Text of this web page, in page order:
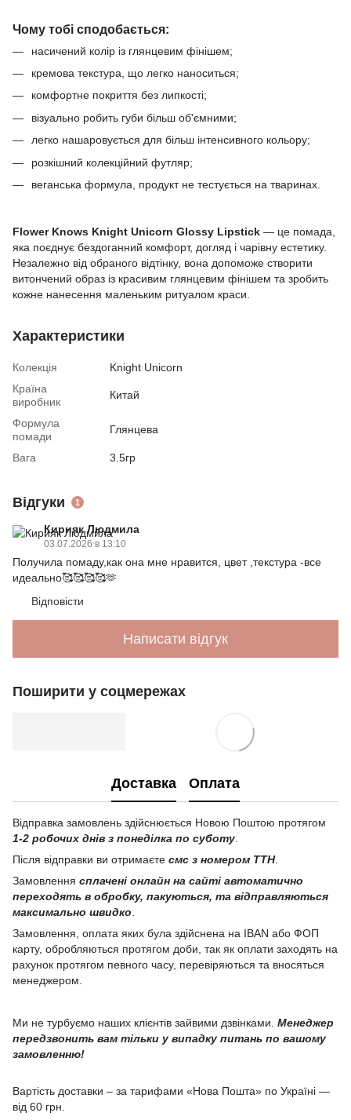
Чому тобі сподобається:
насичений колір із глянцевим фінішем;
кремова текстура, що легко наноситься;
комфортне покриття без липкості;
візуально робить губи більш об'ємними;
легко нашаровується для більш інтенсивного кольору;
розкішний колекційний футляр;
веганська формула, продукт не тестується на тваринах.
Flower Knows Knight Unicorn Glossy Lipstick — це помада,
яка поєднує бездоганний комфорт, догляд і чарівну естетику.
Незалежно від обраного відтінку, вона допоможе створити
витончений образ із красивим глянцевим фінішем та зробить
кожне нанесення маленьким ритуалом краси.
Характеристики
Колекція
Knight Unicorn
Країна
виробник
Китай
Формула
помади
Глянцева
Вага 3.5гр
Відгуки 1
Кирияк Людмила
03.07.2026 в 13:10
Получила помаду,как она мне нравится, цвет ,текстура -все
идеально🥰🥰🥰🥰🫶
Відповісти
Написати відгук
Поширити у соцмережах
Доставка Оплата
Відправка замовлень здійснюється Новою Поштою протягом
1-2 робочих днів з понеділка по суботу.
Після відправки ви отримаєте смс з номером ТТН.
Замовлення сплачені онлайн на сайті автоматично
переходять в обробку, пакуються, та відправляються
максимально швидко.
Замовлення, оплата яких була здійснена на IBAN або ФОП
карту, обробляються протягом доби, так як оплати заходять на
рахунок протягом певного часу, перевіряються та вносяться
менеджером.
Ми не турбуємо наших клієнтів зайвими дзвінками. Менеджер
передзвонить вам тільки у випадку питань по вашому
замовленню!
Вартість доставки – за тарифами «Нова Пошта» по Україні —
від 60 грн.